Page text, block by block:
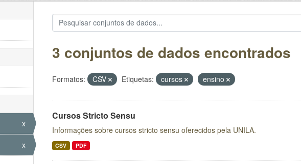
x
x
3 conjuntos de dados encontrados
Formatos: CSV Etiquetas: cursos ensino
Cursos Stricto Sensu
Informações sobre cursos stricto sensu oferecidos pela UNILA.
CSV PDF